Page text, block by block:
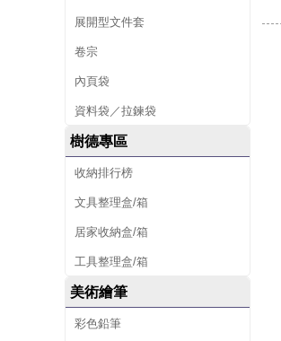
展開型文件套
卷宗
內頁袋
資料袋／拉鍊袋
樹德專區
收納排行榜
文具整理盒/箱
居家收納盒/箱
工具整理盒/箱
美術繪筆
彩色鉛筆